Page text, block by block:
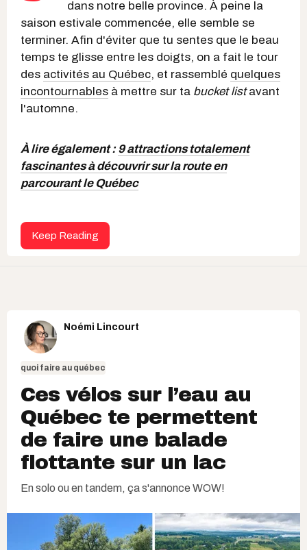
dans notre belle province. À peine la
saison estivale commencée, elle semble se
terminer. Afin d'éviter que tu sentes que le beau
temps te glisse entre les doigts, on a fait le tour
des activités au Québec, et rassemblé quelques
incontournables à mettre sur ta bucket listavant
l'automne.
À lire également :9 attractions totalement
fascinantes à découvrir sur la route en
parcourant le Québec
Keep Reading
Noémi Lincourt
quoi faire au québec
Ces vélos sur l’eau au
Québec te permettent
de faire une balade
flottante sur un lac
En solo ou en tandem, ça s'annonce WOW!